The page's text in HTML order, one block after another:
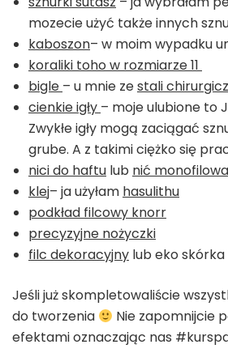
mozecie użyć także innych
kaboszon– w moim wypadku
koraliki toho w rozmiarze 11
bigle – u mnie zestali
cienkie igły – moje ulubione to
Zwykłe igły mogą zaciągać
grube. A z takimi ciężko się
nici do haftu lub nić monofilowa
klej– ja użyłam hasulithu
podkład filcowy knorr
precyzyjne nożyczki
filc dekoracyjny lub eko
Jeśli już skompletowaliście
do tworzenia
Nie zapomnijcie
efektami oznaczając nas